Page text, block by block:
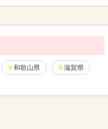
和歌山県 滋賀県